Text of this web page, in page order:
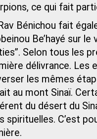
ce qui fait
Bénichou fait
Be’hayé sur
Selon tous les
délivrance. Les
les mêmes
au mont Sinaï.
du désert du
spirituelles. C’est